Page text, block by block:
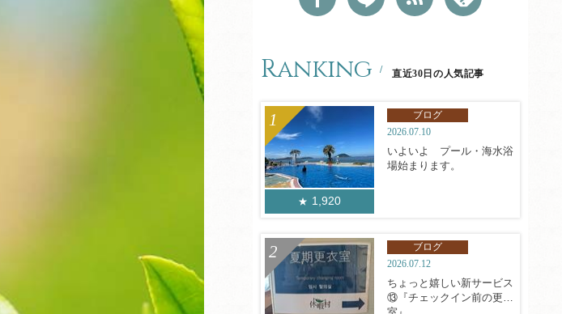
Ranking 直近30日の人気記事
1,920
ブログ
2026.07.10
いよいよ プール・海水浴
場始まります。
ブログ
2026.07.12
ちょっと嬉しい新サービス
⑬『チェックイン前の更衣